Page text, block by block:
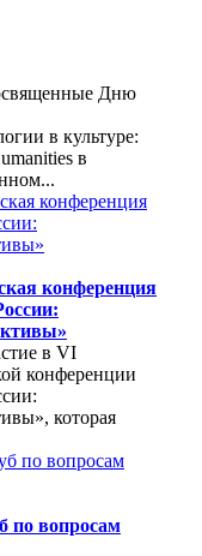
Дню
в культуре:
в
конференция
в VI
конференции
которая
по вопросам